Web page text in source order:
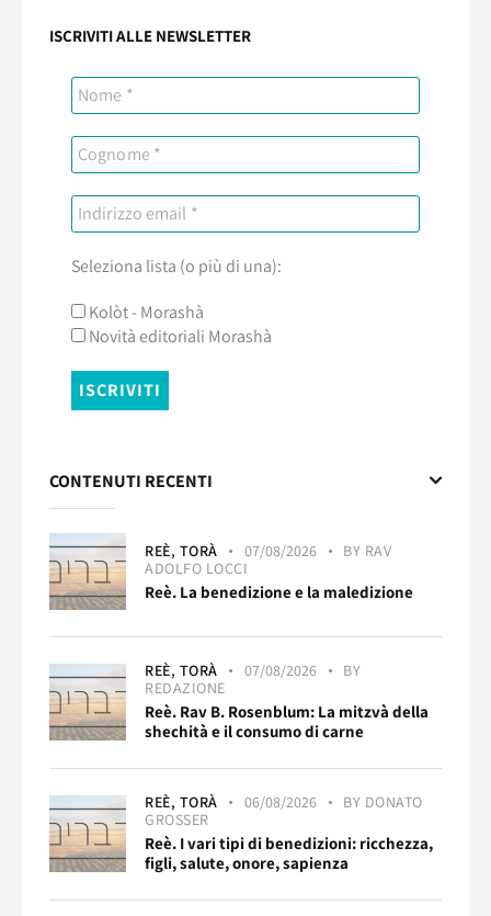
ISCRIVITI ALLE NEWSLETTER
Seleziona lista (o più di una):
Kolòt - Morashà
Novità editoriali Morashà
CONTENUTI RECENTI
REÈ, TORÀ 07/08/2026 BY RAV
ADOLFO LOCCI
Reè. La benedizione e la maledizione
REÈ, TORÀ 07/08/2026
BY
REDAZIONE
Reè. Rav B. Rosenblum: La mitzvà della
shechità e il consumo di carne
REÈ, TORÀ 06/08/2026 BY DONATO
GROSSER
Reè. I vari tipi di benedizioni: ricchezza,
figli, salute, onore, sapienza